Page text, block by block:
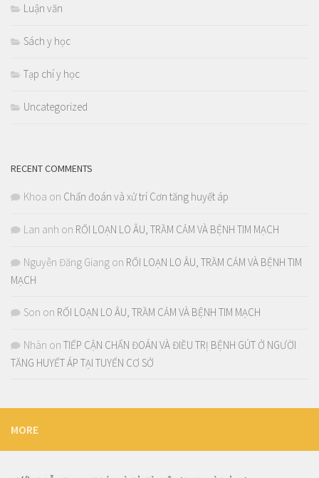
Luận văn
Sách y học
Tạp chí y học
Uncategorized
RECENT COMMENTS
Khoa on Chẩn đoán và xử trí Cơn tăng huyết áp
Lan anh on RỐI LOẠN LO ÂU, TRẦM CẢM VÀ BỆNH TIM MẠCH
Nguyễn Đăng Giang on RỐI LOẠN LO ÂU, TRẦM CẢM VÀ BỆNH TIM
MẠCH
Son on RỐI LOẠN LO ÂU, TRẦM CẢM VÀ BỆNH TIM MẠCH
Nhàn on TIẾP CẬN CHẨN ĐOÁN VÀ ĐIỀU TRỊ BỆNH GÚT Ở NGƯỜI
TĂNG HUYẾT ÁP TẠI TUYẾN CƠ SỞ
MORE